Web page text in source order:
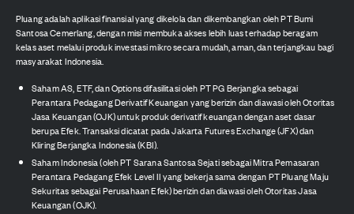
Pluang adalah aplikasi finansial yang dikelola dan dikembangkan oleh PT Bumi
Santosa Cemerlang, dengan misi membuka akses lebih luas terhadap beragam
kelas aset melalui produk investasi mikro secara mudah, aman, dan terjangkau bagi
masyarakat Indonesia.
Saham AS, ETF, dan Options difasilitasi oleh PT PG Berjangka sebagai
Perantara Pedagang Derivatif Keuangan yang berizin dan diawasi oleh Otoritas
Jasa Keuangan (OJK) untuk produk derivatif keuangan dengan aset dasar
berupa Efek. Transaksi dicatat pada Jakarta Futures Exchange (JFX) dan
Kliring Berjangka Indonesia (KBI).
Saham Indonesia (oleh PT Sarana Santosa Sejati sebagai Mitra Pemasaran
Perantara Pedagang Efek Level II yang bekerja sama dengan PT Pluang Maju
Sekuritas sebagai Perusahaan Efek) berizin dan diawasi oleh Otoritas Jasa
Keuangan (OJK).